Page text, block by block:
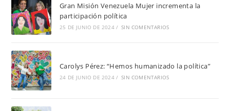
Gran Misión Venezuela Mujer incrementa la
participación política
25 DE JUNIO DE 2024 / SIN COMENTARIOS
Carolys Pérez: “Hemos humanizado la política”
24 DE JUNIO DE 2024 / SIN COMENTARIOS